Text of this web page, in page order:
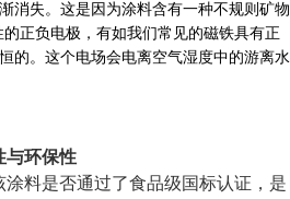
消失。这是因为涂料含有一种不规则矿物
正负电极，有如我们常见的磁铁具有正
的。这个电场会电离空气湿度中的游离水
与环保性
料是否通过了食品级国标认证，是